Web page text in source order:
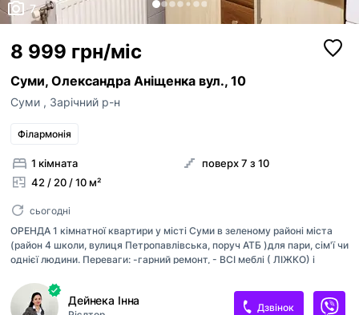
7
8 999 грн/міс
Суми, Олександра Аніщенка вул., 10
Суми , Зарічний р-н
Філармонія
1 кімната
42 / 20 / 10 м²
поверх 7 з 10
сьогодні
ОРЕНДА 1 кімнатної квартири у місті Суми в зеленому районі міста
(район 4 школи, вулиця Петропавлівська, поруч АТБ )для пари, сім'ї чи
однієї людини. Переваги: -гарний ремонт, - ВСІ меблі ( ЛІЖКО) і
ухконтурний котел), - є лічильники (світло , газ, вода), - попуч
зупинка, магазин, дитсадок. Телефонуйте та записуйтеся на
Дейнека Інна
Дзвінок